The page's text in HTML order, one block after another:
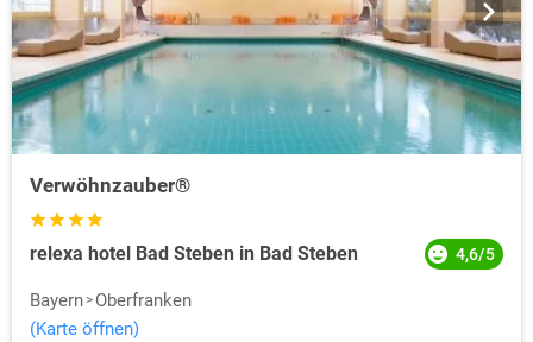
Verwöhnzauber®
relexa hotel Bad Steben in Bad Steben 4,6/5
Bayern
Oberfranken
(Karte öffnen)